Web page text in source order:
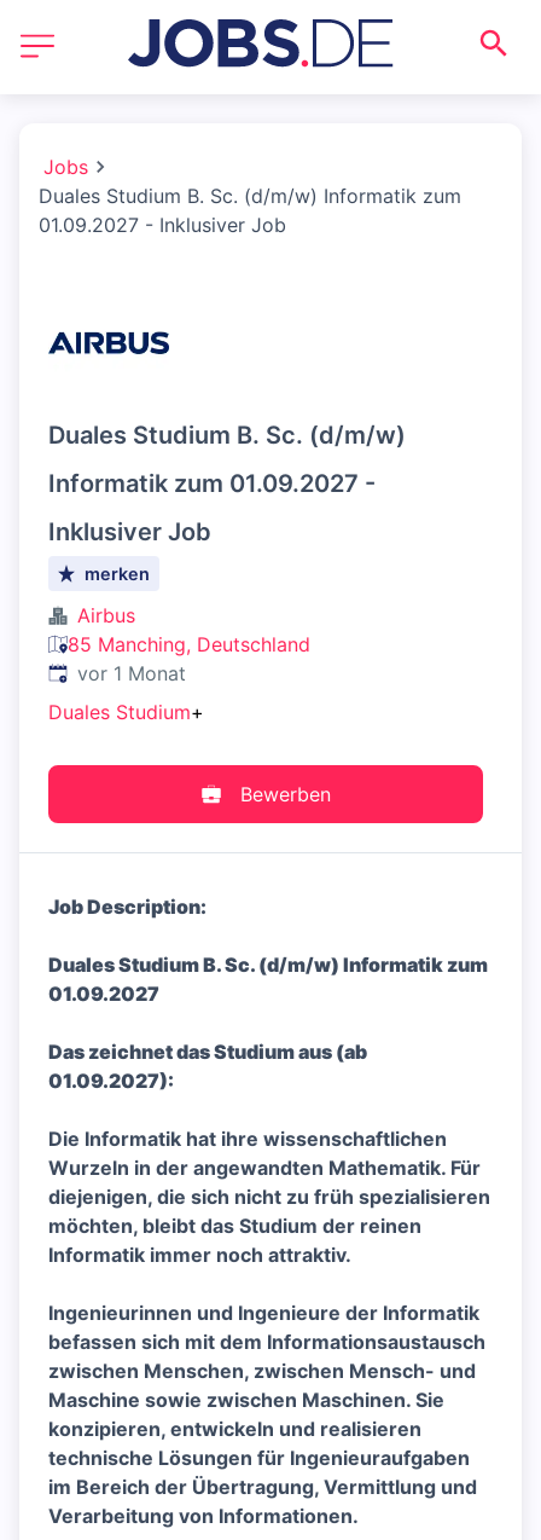
Jobs
Duales Studium B. Sc. (d/m/w) Informatik zum
01.09.2027 - Inklusiver Job
Duales Studium B. Sc. (d/m/w)
Informatik zum 01.09.2027 -
Inklusiver Job
merken
Airbus
85 Manching, Deutschland
Veröffentlicht:
vor 1 Monat
Duales Studium+
Bewerben
Job Description:
Duales Studium B. Sc. (d/m/w) Informatik zum
01.09.2027
Das zeichnet das Studium aus (ab
01.09.2027):
Die Informatik hat ihre wissenschaftlichen
Wurzeln in der angewandten Mathematik. Für
diejenigen, die sich nicht zu früh spezialisieren
möchten, bleibt das Studium der reinen
Informatik immer noch attraktiv.
Ingenieurinnen und Ingenieure der Informatik
befassen sich mit dem Informationsaustausch
zwischen Menschen, zwischen Mensch- und
Maschine sowie zwischen Maschinen. Sie
konzipieren, entwickeln und realisieren
technische Lösungen für Ingenieuraufgaben
im Bereich der Übertragung, Vermittlung und
Verarbeitung von Informationen.